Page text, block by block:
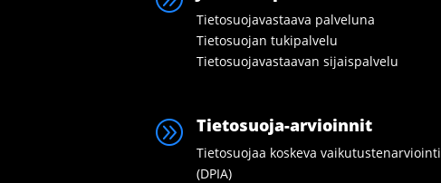
Tietosuojavastaava palveluna
Tietosuojan tukipalvelu
Tietosuojavastaavan sijaispalvelu
A Tietosuoja-arvioinnit
Tietosuojaa koskeva vaikutustenarviointi
(DPIA)